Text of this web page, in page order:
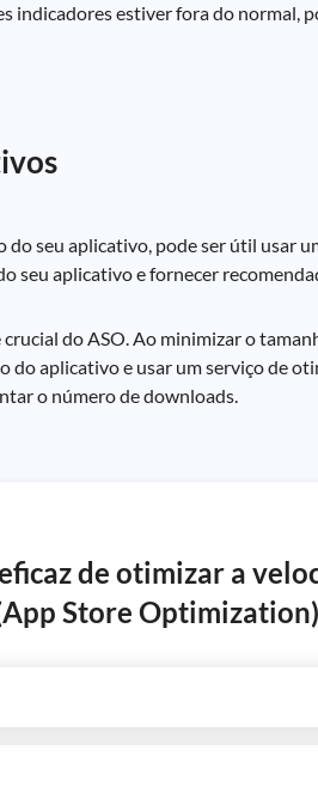
indicadores estiver fora do normal,
seu aplicativo, pode ser útil usar
seu aplicativo e fornecer
do ASO. Ao minimizar o
aplicativo e usar um serviço de
o número de downloads.
de otimizar a
Store